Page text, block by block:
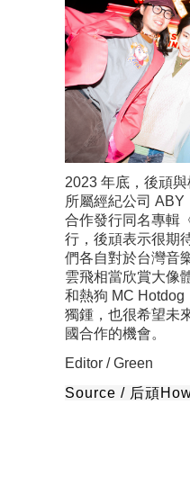
2023 年底，後頑
所屬經紀公司 ABY
合作發行同名專輯
行，後頑表示很期
們各自對於台灣音
雲飛相當欣賞大像
和熱狗 MC Hotdog
獨鍾，也很希望未
國合作的機會。
Editor / Green
Source / 后頑